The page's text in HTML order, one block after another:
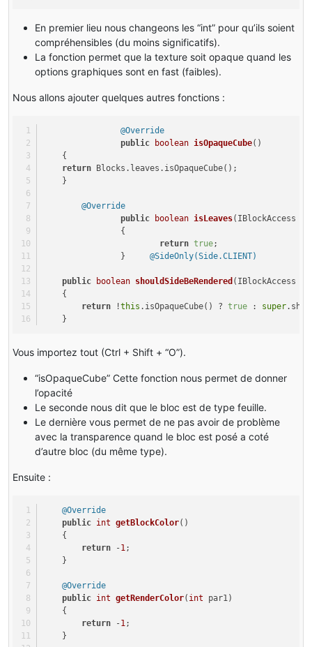
En premier lieu nous changeons les “int” pour qu’ils soient
compréhensibles (du moins significatifs).
La fonction permet que la texture soit opaque quand les
options graphiques sont en fast (faibles).
Nous allons ajouter quelques autres fonctions :
@Override
public
boolean isOpaqueCube()
    {
return Blocks.leaves.isOpaqueCube();
    }
@Override
public
boolean isLeaves(IBlockAccess
                {
return true;
                }
@SideOnly(Side.CLIENT)
public boolean shouldSideBeRendered (IBlockAccess
    {
return !this .isOpaqueCube() ? true : super
    }
Vous importez tout (Ctrl + Shift + “O”).
“isOpaqueCube” Cette fonction nous permet de donner
l’opacité
Le seconde nous dit que le bloc est de type feuille.
Le dernière vous permet de ne pas avoir de problème
avec la transparence quand le bloc est posé a coté
d’autre bloc (du même type).
Ensuite :
@Override
public int getBlockColor()
    {
return -1;
    }
@Override
public int getRenderColor( int par1)
    {
return -1;
    }